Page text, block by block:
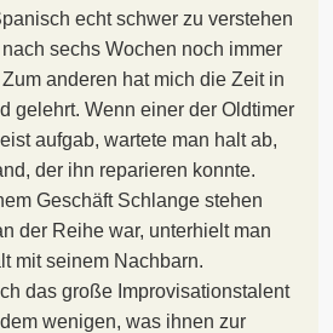
echt schwer zu verstehen
sechs Wochen noch immer
anderen hat mich die Zeit in
gelehrt. Wenn einer der Oldtimer
aufgab, wartete man halt ab,
der ihn reparieren konnte.
Geschäft Schlange stehen
der Reihe war, unterhielt man
mit seinem Nachbarn.
das große Improvisationstalent
wenigen, was ihnen zur